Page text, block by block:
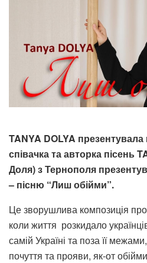
TANYA DOLYA
співачка та авторка пісень
Доля) з Тернополя
– пісню “Лиш обійми”.
Це зворушлива композиція
коли життя розкидало
самій Україні та поза її
почуття та прояви, як-от